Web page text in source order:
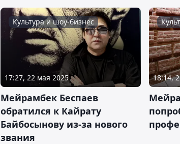
Культура и шоу-бизнес
17:27, 22 мая 2025
Мейрамбек Беспаев
обратился к Кайрату
Байбосынову из-за нового
звания
18:14,